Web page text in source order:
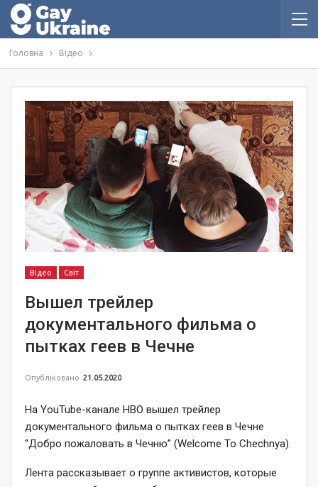
Головна Відео
Відео Світ
Вышел трейлер
документального фильма о
пытках геев в Чечне
Опубліковано 21.05.2020
На YouTube-канале HBO вышел трейлер
документального фильма о пытках геев в Чечне
“Добро пожаловать в Чечню” (Welcome To Chechnya).
Лента рассказывает о группе активистов, которые